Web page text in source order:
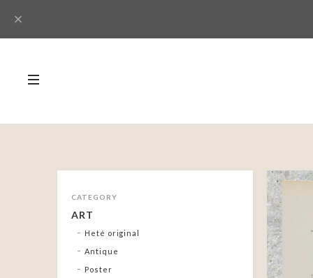
CATEGORY
ART
Heté original
Antique
Poster